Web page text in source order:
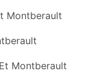
Montberault
Montberault